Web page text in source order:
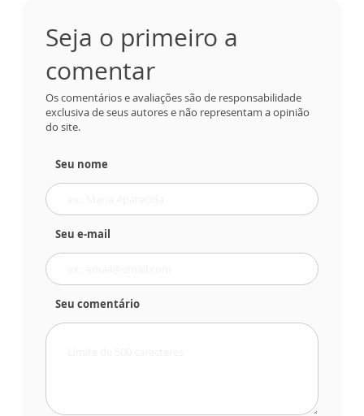
Seja o primeiro a
comentar
Os comentários e avaliações são de responsabilidade
exclusiva de seus autores e não representam a opinião
do site.
Seu nome
Seu e-mail
Seu comentário